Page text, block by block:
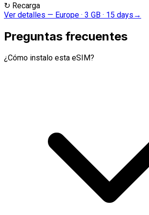
↻ Recarga
Ver detalles — Europe · 3 GB · 15 days →
Preguntas frecuentes
¿Cómo instalo esta eSIM?